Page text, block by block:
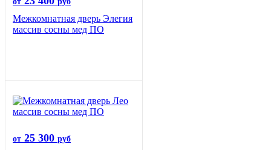
Межкомнатная дверь Элегия
массив сосны мед ПО
от 25 300 руб